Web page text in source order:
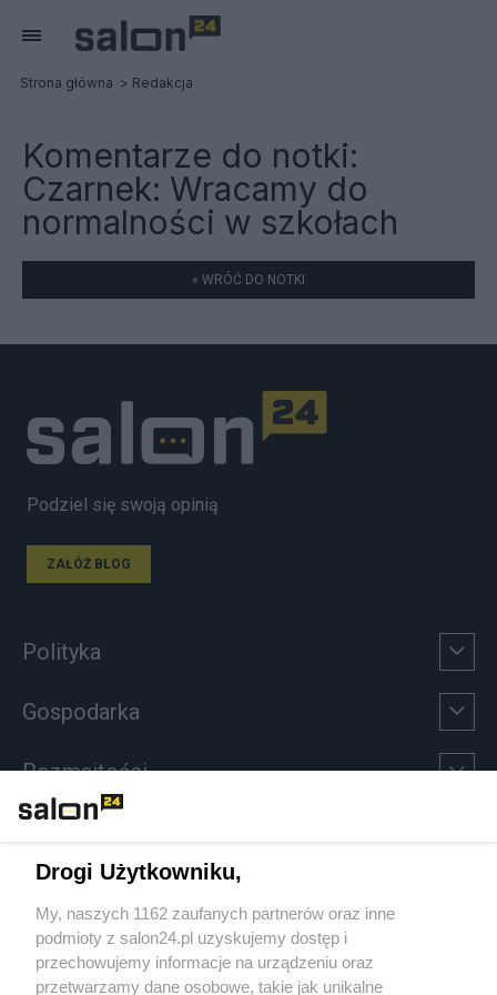
Strona główna Redakcja
Komentarze do notki:
Czarnek: Wracamy do
normalności w szkołach
« WRÓĆ DO NOTKI
Podziel się swoją opinią
ZAŁÓŻ BLOG
Polityka
Gospodarka
Rozmaitości
Sport
Społeczeństwo
Drogi Użytkowniku,
My, naszych 1162 zaufanych partnerów oraz inne
podmioty z salon24.pl uzyskujemy dostęp i
przechowujemy informacje na urządzeniu oraz
przetwarzamy dane osobowe, takie jak unikalne